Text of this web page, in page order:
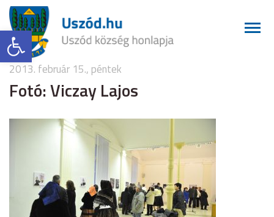
Eszköztár megnyitása
2013. február 15., péntek
Fotó: Viczay Lajos